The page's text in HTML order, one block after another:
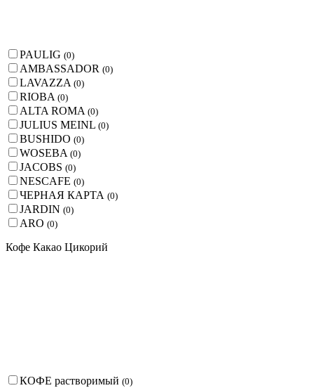
PAULIG (0)
AMBASSADOR (0)
LAVAZZA (0)
RIOBA (0)
ALTA ROMA (0)
JULIUS MEINL (0)
BUSHIDO (0)
WOSEBA (0)
JACOBS (0)
NESCAFE (0)
ЧЕРНАЯ КАРТА (0)
JARDIN (0)
ARO (0)
Кофе Какао Цикорий
КОФЕ растворимый (0)